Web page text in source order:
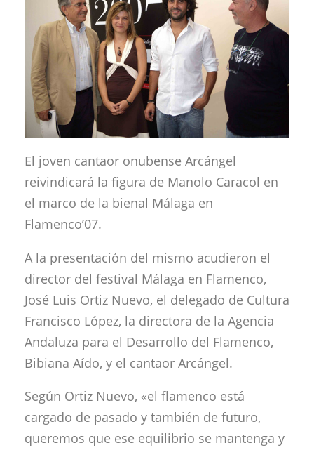
El joven cantaor onubense Arcángel
reivindicará la figura de Manolo Caracol en
el marco de la bienal Málaga en
Flamenco’07.
A la presentación del mismo acudieron el
director del festival Málaga en Flamenco,
José Luis Ortiz Nuevo, el delegado de Cultura
Francisco López, la directora de la Agencia
Andaluza para el Desarrollo del Flamenco,
Bibiana Aído, y el cantaor Arcángel.
Según Ortiz Nuevo, «el flamenco está
cargado de pasado y también de futuro,
queremos que ese equilibrio se mantenga y